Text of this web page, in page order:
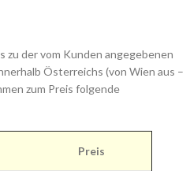
zu der vom Kunden angegebenen
Österreichs (von Wien aus –
zum Preis folgende
Preis